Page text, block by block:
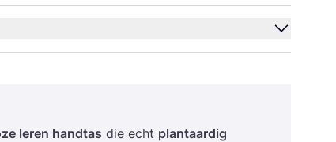
leren hand­tas die echt plant­aar­dig